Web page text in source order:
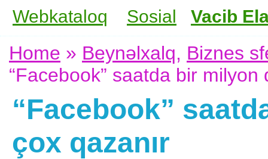
Webkataloq
Sosial Vacib
Home » Beynəlxalq, Biznes
“Facebook” saatda bir milyon
“Facebook”
çox qazanır